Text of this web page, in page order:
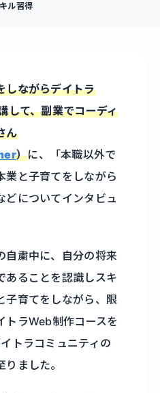
ル習得
しながらデイトラ
して、副業でコーディ
ん
）に、「本職以外で
業と子育てをしながら
どについてインタビュ
自粛中に、自分の将来
あることを認識しスキ
子育てをしながら、限
トラWeb制作コースを
トラコミュニティの
ました。